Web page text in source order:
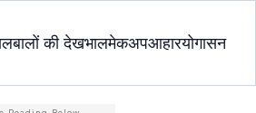
बालों की देखभालमेकअपआहारयोगासन